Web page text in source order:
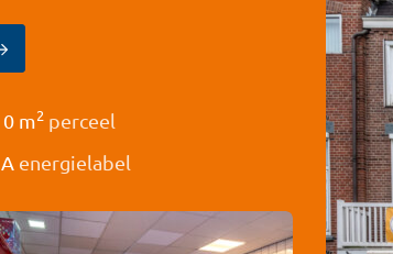
0 m2 perceel
A energielabel